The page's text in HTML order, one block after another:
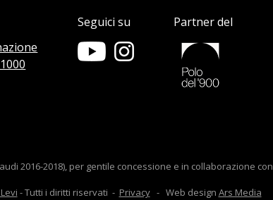
Seguici su Partner del
2016-2018), per gentile concessione e in collaborazione con
- Tutti i diritti riservati - Privacy- Web design Ars Media